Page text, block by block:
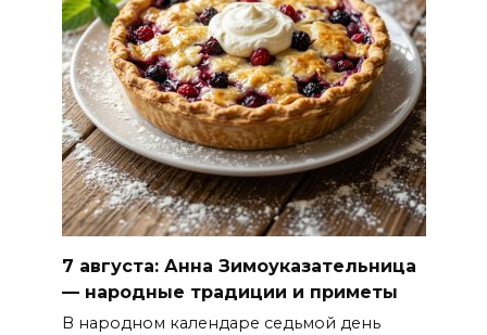
7 августа: Анна Зимоуказательница
— народные традиции и приметы
В народном календаре седьмой день